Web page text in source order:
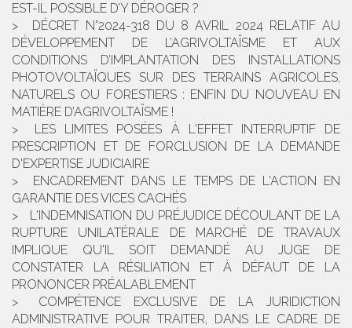
EST-IL POSSIBLE D’Y DÉROGER ?
DÉCRET N°2024-318 DU 8 AVRIL 2024 RELATIF AU
DÉVELOPPEMENT DE L’AGRIVOLTAÏSME ET AUX
CONDITIONS D’IMPLANTATION DES INSTALLATIONS
PHOTOVOLTAÏQUES SUR DES TERRAINS AGRICOLES,
NATURELS OU FORESTIERS : ENFIN DU NOUVEAU EN
MATIÈRE D’AGRIVOLTAÏSME !
LES LIMITES POSÉES À L'EFFET INTERRUPTIF DE
PRESCRIPTION ET DE FORCLUSION DE LA DEMANDE
D'EXPERTISE JUDICIAIRE
ENCADREMENT DANS LE TEMPS DE L'ACTION EN
GARANTIE DES VICES CACHÉS
L'INDEMNISATION DU PRÉJUDICE DÉCOULANT DE LA
RUPTURE UNILATÉRALE DE MARCHÉ DE TRAVAUX
IMPLIQUE QU'IL SOIT DEMANDÉ AU JUGE DE
CONSTATER LA RÉSILIATION ET À DÉFAUT DE LA
PRONONCER PRÉALABLEMENT
COMPÉTENCE EXCLUSIVE DE LA JURIDICTION
ADMINISTRATIVE POUR TRAITER, DANS LE CADRE DE